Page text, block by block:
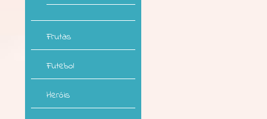
Frutas
Futebol
Heróis